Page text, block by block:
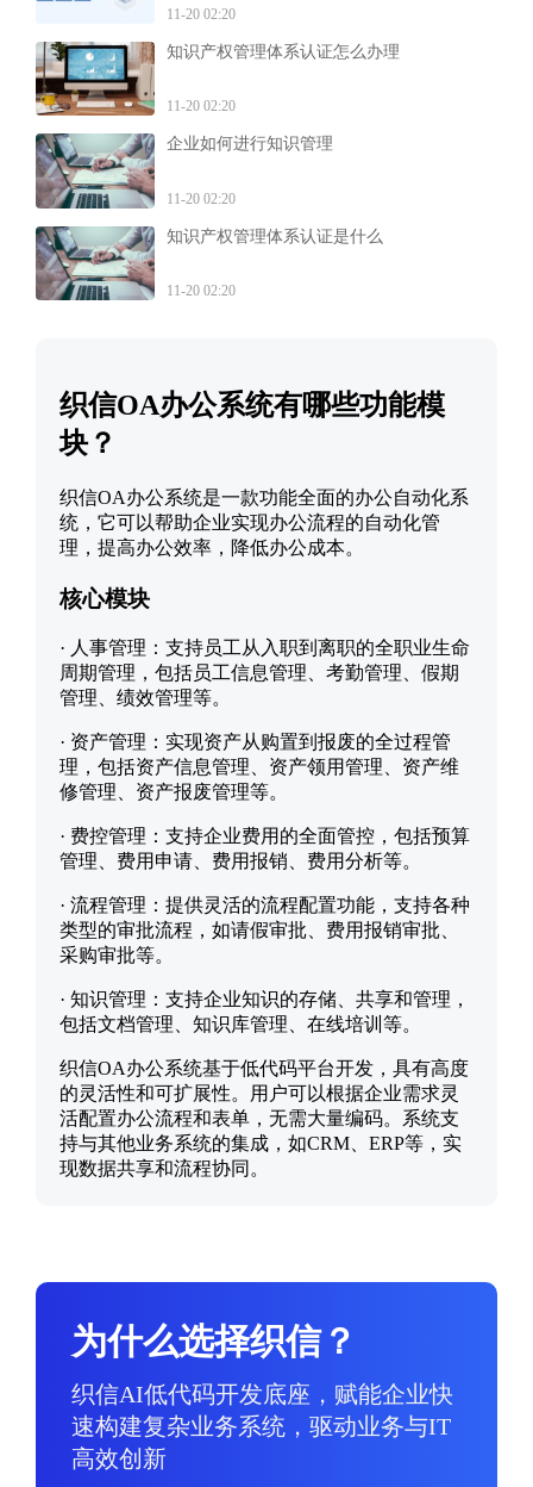
11-20 02:20
知识产权管理体系认证怎么办理
11-20 02:20
企业如何进行知识管理
11-20 02:20
知识产权管理体系认证是什么
11-20 02:20
织信OA办公系统有哪些功能模
块？
织信OA办公系统是一款功能全面的办公自动化系
统，它可以帮助企业实现办公流程的自动化管
理，提高办公效率，降低办公成本。
核心模块
· 人事管理：支持员工从入职到离职的全职业生命
周期管理，包括员工信息管理、考勤管理、假期
管理、绩效管理等。
· 资产管理：实现资产从购置到报废的全过程管
理，包括资产信息管理、资产领用管理、资产维
修管理、资产报废管理等。
· 费控管理：支持企业费用的全面管控，包括预算
管理、费用申请、费用报销、费用分析等。
· 流程管理：提供灵活的流程配置功能，支持各种
类型的审批流程，如请假审批、费用报销审批、
采购审批等。
· 知识管理：支持企业知识的存储、共享和管理，
包括文档管理、知识库管理、在线培训等。
织信OA办公系统基于低代码平台开发，具有高度
的灵活性和可扩展性。用户可以根据企业需求灵
活配置办公流程和表单，无需大量编码。系统支
持与其他业务系统的集成，如CRM、ERP等，实
现数据共享和流程协同。
为什么选择织信？
织信AI低代码开发底座，赋能企业快
速构建复杂业务系统，驱动业务与IT
高效创新